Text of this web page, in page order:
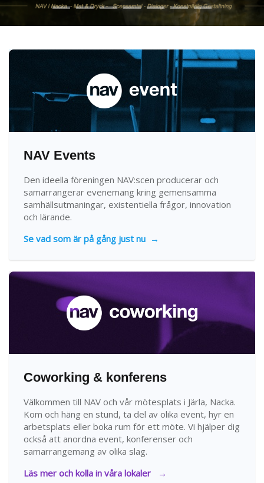
NAV Events
Den ideella föreningen NAV:scen producerar och
samarrangerar evenemang kring gemensamma
samhällsutmaningar, existentiella frågor, innovation
och lärande.
Se vad som är på gång just nu
Coworking & konferens
Välkommen till NAV och vår mötesplats i Järla, Nacka.
Kom och häng en stund, ta del av olika event, hyr en
arbetsplats eller boka rum för ett möte. Vi hjälper dig
också att anordna event, konferenser och
samarrangemang av olika slag.
Läs mer och kolla in våra lokaler